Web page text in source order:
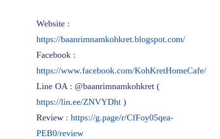
Website :
https://baanrimnamkohkret.blogspot.com/
Facebook :
https://www.facebook.com/KohKretHomeCafe/
Line OA : @baanrimnamkohkret (
https://lin.ee/ZNVYDht )
Review : https://g.page/r/CfFoy05qea-
PEB0/review